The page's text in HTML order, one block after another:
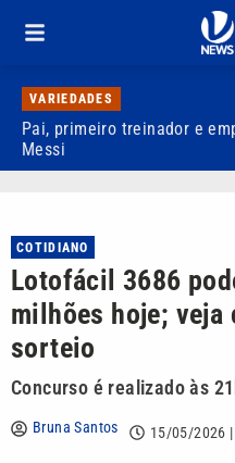
VARIEDADES
Pai, primeiro treinador e
Messi
COTIDIANO
Lotofácil 3686
milhões hoje; veja
sorteio
Concurso é realizado às
Bruna Santos 15/05/2026